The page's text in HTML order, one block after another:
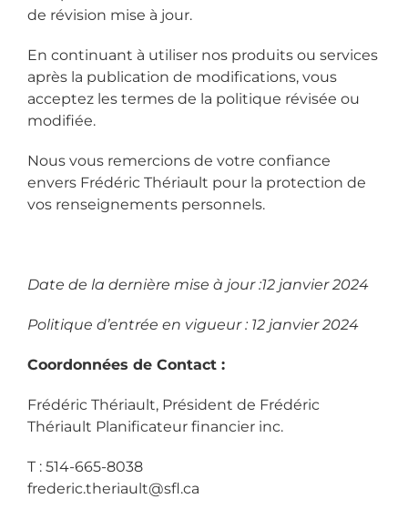
de révision mise à jour.
En continuant à utiliser nos produits ou services
après la publication de modifications, vous
acceptez les termes de la politique révisée ou
modifiée.
Nous vous remercions de votre confiance
envers Frédéric Thériault pour la protection de
vos renseignements personnels.
Date de la dernière mise à jour :12 janvier 2024
Politique d’entrée en vigueur : 12 janvier 2024
Coordonnées de Contact :
Frédéric Thériault, Président de Frédéric
Thériault Planificateur financier inc.
T : 514-665-8038
frederic.theriault@sfl.ca